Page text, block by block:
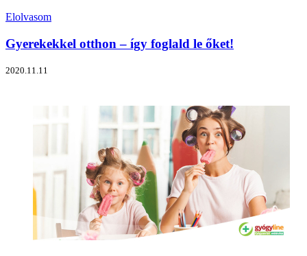
Elolvasom
Gyerekekkel otthon – így foglald le őket!
2020.11.11